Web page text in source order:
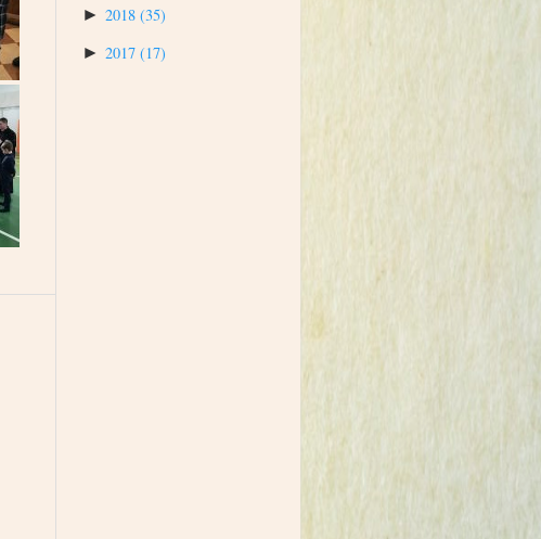
► 2018(35)
► 2017(17)